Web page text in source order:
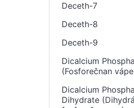
Deceth-7
Deceth-8
Deceth-9
Dicalcium
(Fosforečnan
Dicalcium
Dihydrate